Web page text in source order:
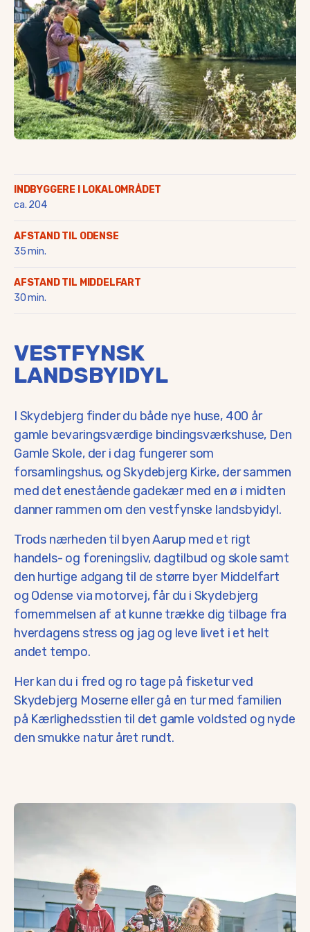
Saltofte
Skalbjerg & Magtenbølle
Skallebølle
Skydebjerg
Søby
Søllested & Vedtofte
Thorøhuse
Tommerup & Tommerup
Turup
INDBYGGERE I LOKALOMRÅDET
ca. 204
AFSTAND TIL ODENSE
35 min.
AFSTAND TIL MIDDELFART
30 min.
VESTFYNSK
LANDSBYIDYL
I Skydebjerg finder du både nye huse, 400 år
gamle bevaringsværdige bindingsværkshuse, Den
Gamle Skole, der i dag fungerer som
forsamlingshus, og Skydebjerg Kirke, der sammen
med det enestående gadekær med en ø i midten
danner rammen om den vestfynske landsbyidyl.
Trods nærheden til byen Aarup med et rigt
handels- og foreningsliv, dagtilbud og skole samt
den hurtige adgang til de større byer Middelfart
og Odense via motorvej, får du i Skydebjerg
fornemmelsen af at kunne trække dig tilbage fra
hverdagens stress og jag og leve livet i et helt
andet tempo.
Her kan du i fred og ro tage på fisketur ved
Skydebjerg Moserne eller gå en tur med familien
på Kærlighedsstien til det gamle voldsted og nyde
den smukke natur året rundt.
Uddannelse
Vestfyns Gymnasium har STX og Det Blå Gymnasium
Det er et eftertragtet uddannelsescentrum med
Tilsammen bringer de et spirende ungdomsliv og